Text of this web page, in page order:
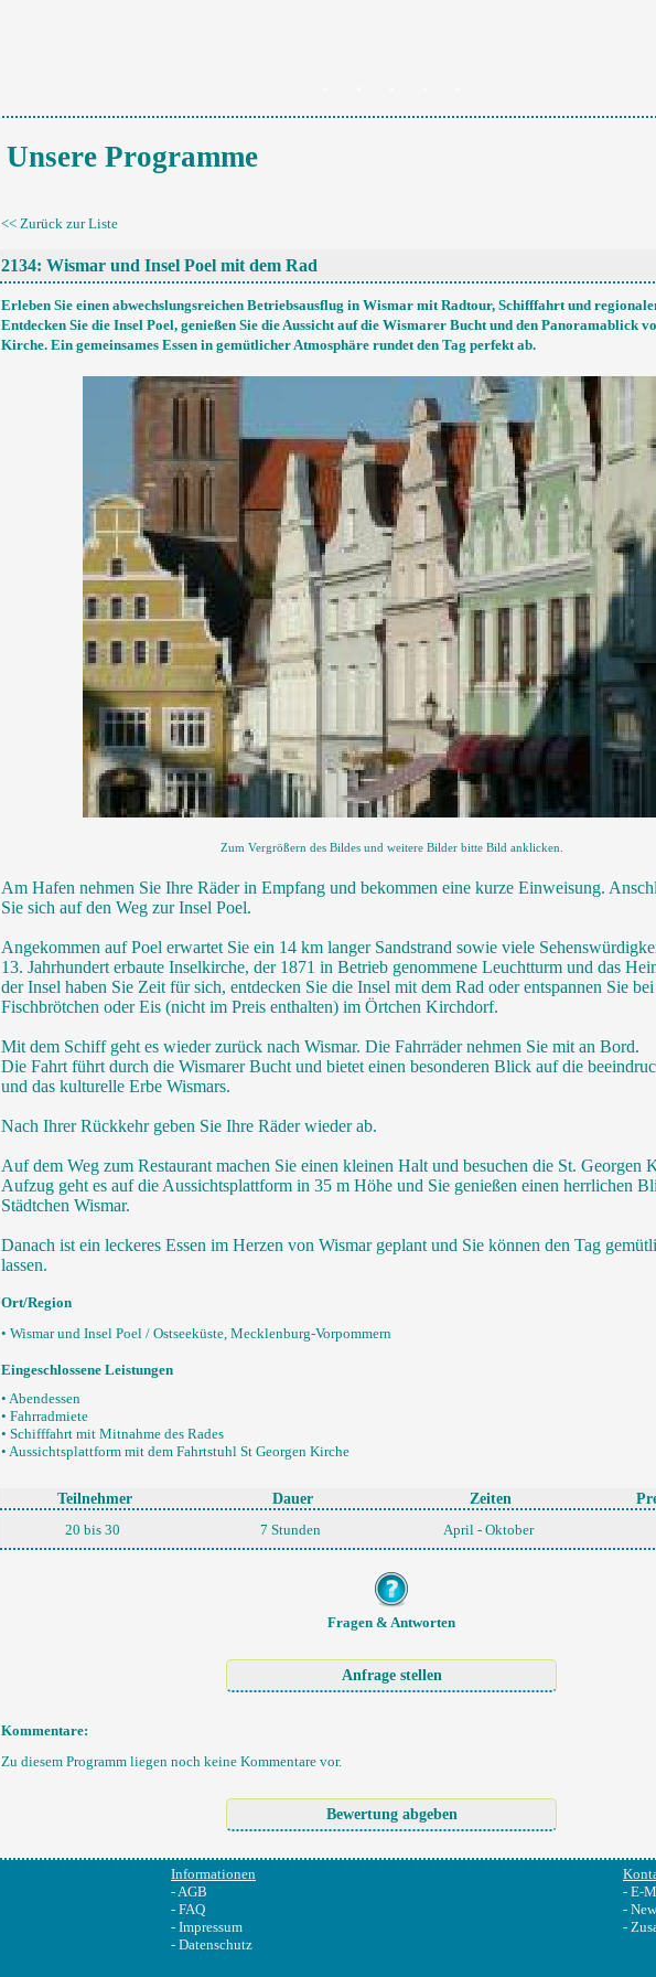
Unsere Programme
<< Zurück zur Liste
2134: Wismar und Insel Poel mit dem Rad
Erleben Sie einen abwechslungsreichen Betriebsausflug in Wismar mit Radtour, Schifffahrt und
Entdecken Sie die Insel Poel, genießen Sie die Aussicht auf die Wismarer Bucht und den Panoramablick
Kirche. Ein gemeinsames Essen in gemütlicher Atmosphäre rundet den Tag perfekt ab.
Zum Vergrößern des Bildes und weitere Bilder bitte Bild anklicken.
Am Hafen nehmen Sie Ihre Räder in Empfang und bekommen eine kurze Einweisung.
Sie sich auf den Weg zur Insel Poel.
Angekommen auf Poel erwartet Sie ein 14 km langer Sandstrand sowie viele
13. Jahrhundert erbaute Inselkirche, der 1871 in Betrieb genommene Leuchtturm und das
der Insel haben Sie Zeit für sich, entdecken Sie die Insel mit dem Rad oder entspannen Sie
Fischbrötchen oder Eis (nicht im Preis enthalten) im Örtchen Kirchdorf.
Mit dem Schiff geht es wieder zurück nach Wismar. Die Fahrräder nehmen Sie mit an Bord.
Die Fahrt führt durch die Wismarer Bucht und bietet einen besonderen Blick auf die
und das kulturelle Erbe Wismars.
Nach Ihrer Rückkehr geben Sie Ihre Räder wieder ab.
Auf dem Weg zum Restaurant machen Sie einen kleinen Halt und besuchen die St. Georgen
Aufzug geht es auf die Aussichtsplattform in 35 m Höhe und Sie genießen einen herrlichen
Städtchen Wismar.
Danach ist ein leckeres Essen im Herzen von Wismar geplant und Sie können den Tag
lassen.
Ort/Region
• Wismar und Insel Poel / Ostseeküste, Mecklenburg-Vorpommern
Eingeschlossene Leistungen
• Abendessen
• Fahrradmiete
• Schifffahrt mit Mitnahme des Rades
• Aussichtsplattform mit dem Fahrtstuhl St Georgen Kirche
Teilnehmer Dauer Zeiten
20 bis 30 7 Stunden April - Oktober
Fragen & Antworten
Kommentare:
Zu diesem Programm liegen noch keine Kommentare vor.
Informationen
-AGB
- FAQ
- Impressum
- Datenschutz
- E-
-
-